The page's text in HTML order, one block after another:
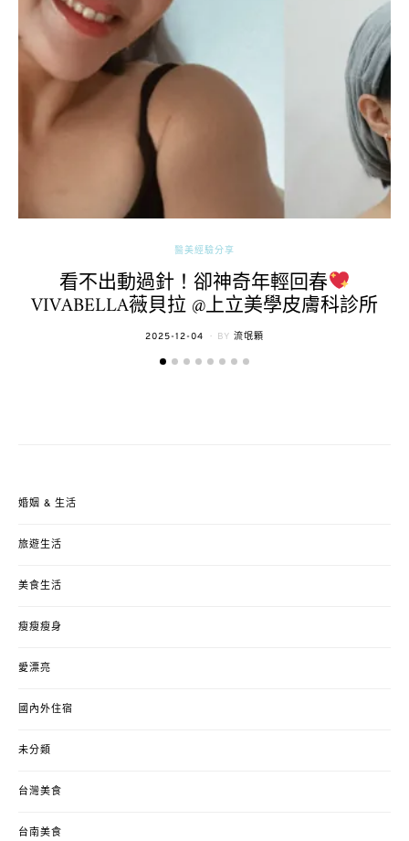
醫美經驗分享
看不出動過針！卻神奇年輕回春
VIVABELLA薇貝拉 @上立美學皮膚科診所
POSTED
2025-12-04 BY 流氓顆
婚姻 & 生活
旅遊生活
美食生活
瘦瘦瘦身
愛漂亮
國內外住宿
未分類
台灣美食
台南美食